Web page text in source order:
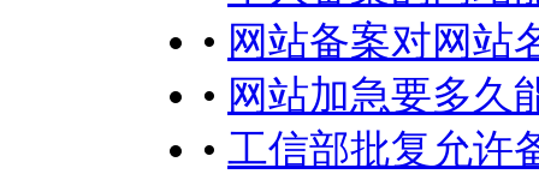
• 网站备案对网站
• 网站加急要多久
• 工信部批复允许